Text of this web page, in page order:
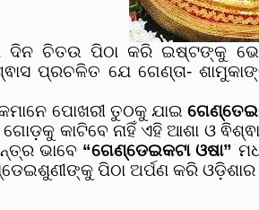
ଦିନ ଚିତଉ ପିଠା କରି ଇଷ୍ଟଙ୍କୁ
ପ୍ରଚଳିତ ଯେ ଗେଣ୍ତା-
ପୋଖରୀ ତୁଠକୁ ଯାଇ
କାଟିବେ ନାହିଁ ଏହି ଆଶା ଓ
ଭାବେ “ଗେଣ୍ଡେଇକଟା ଓଷା”
ପିଠା ଅର୍ପଣ କରି